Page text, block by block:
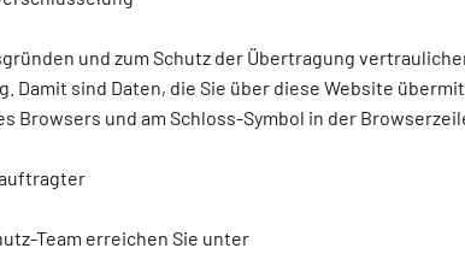
und zum Schutz der Übertragung
Damit sind Daten, die Sie über diese Website
Browsers und am Schloss-Symbol in der
Team erreichen Sie unter